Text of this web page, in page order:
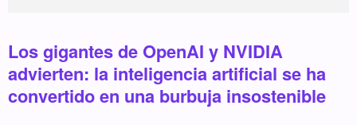
Los gigantes de OpenAI y NVIDIA
advierten: la inteligencia artificial se ha
convertido en una burbuja insostenible